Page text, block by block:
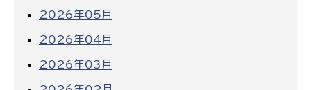
2026年05月
2026年04月
2026年03月